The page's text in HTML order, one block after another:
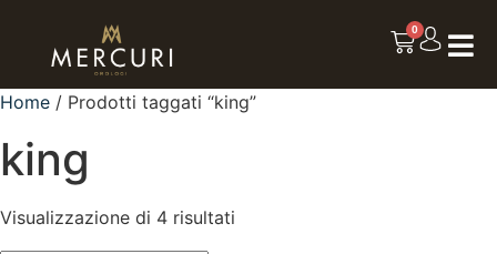
0
Home / Prodotti taggati “king”
king
Visualizzazione di 4 risultati